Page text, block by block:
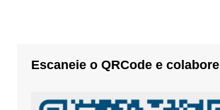
Escaneie o QRCode e colabore